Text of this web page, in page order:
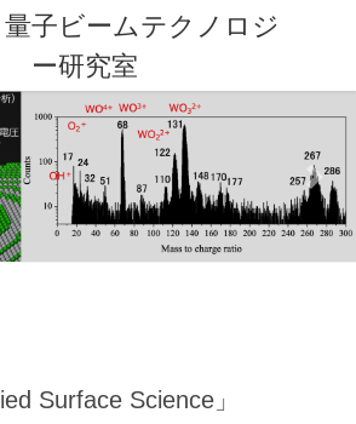
子ビームテクノロジ
ー研究室
Next
Surface Science」